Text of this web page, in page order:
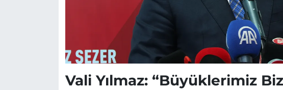
Vali Yılmaz: “Büyüklerimiz